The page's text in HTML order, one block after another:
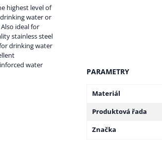
highest level of
water or
ideal for
stainless steel
drinking water
water
PARAMETRY
Materiál
Produktová řada
Značka